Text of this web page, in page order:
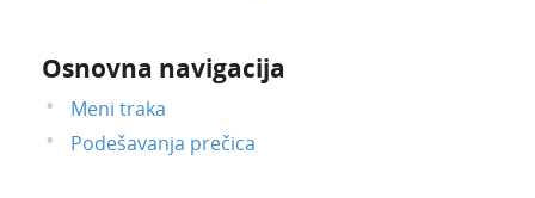
Osnovna navigacija
Meni traka
Podešavanja prečica